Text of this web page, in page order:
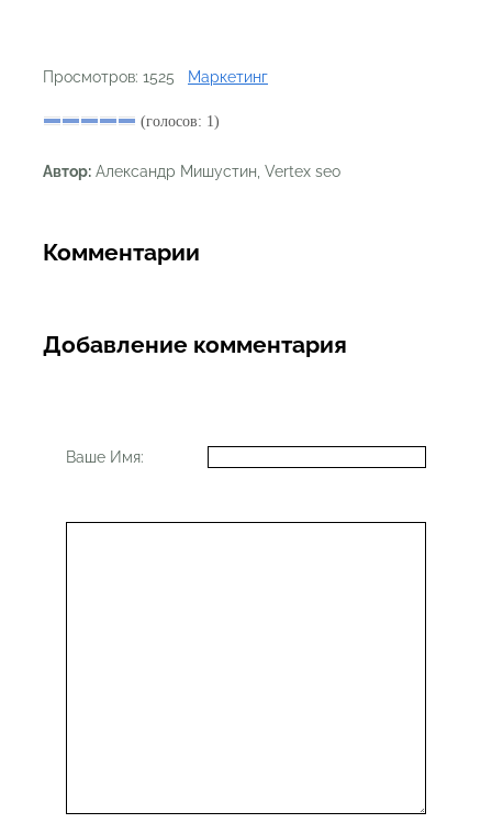
Просмотров: 1525 Маркетинг
(голосов: 1)
Автор: Александр Мишустин, Vertex seo
Комментарии
Добавление комментария
Ваше Имя: